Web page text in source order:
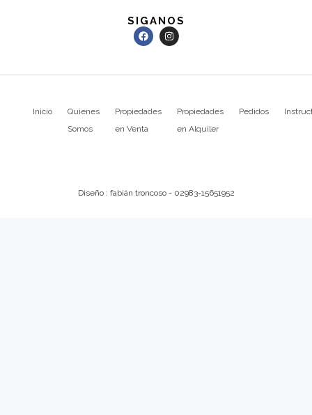
SIGANOS
Inicio
Quienes
Somos
Propiedades
en Venta
Propiedades
en Alquiler
Pedidos
Diseño : fabián troncoso - 02983-15651952